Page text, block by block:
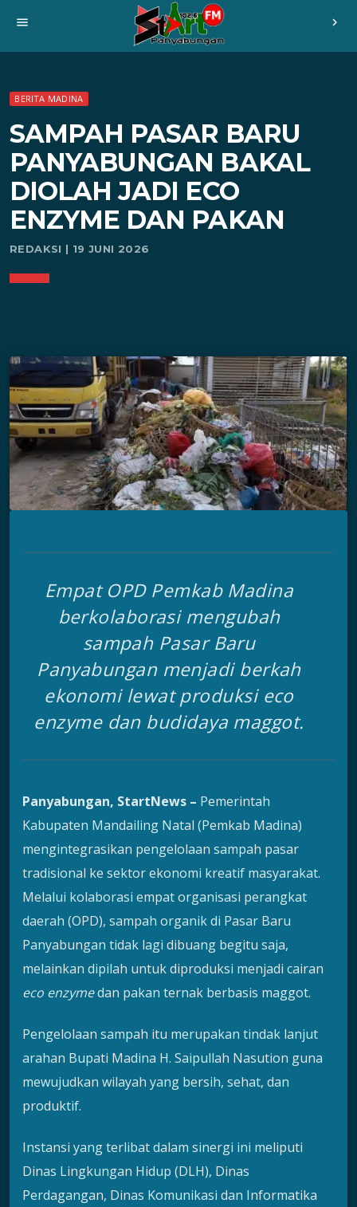
menu chevron_right
BERITA MADINA
SAMPAH PASAR BARU
PANYABUNGAN BAKAL
DIOLAH JADI ECO
ENZYME DAN PAKAN
REDAKSI | 19 JUNI 2026
Empat OPD Pemkab Madina
berkolaborasi mengubah
sampah Pasar Baru
Panyabungan menjadi berkah
ekonomi lewat produksi eco
enzymedan budidaya maggot.
Panyabungan, StartNews – Pemerintah
Kabupaten Mandailing Natal (Pemkab Madina)
mengintegrasikan pengelolaan sampah pasar
tradisional ke sektor ekonomi kreatif masyarakat.
Melalui kolaborasi empat organisasi perangkat
daerah (OPD), sampah organik di Pasar Baru
Panyabungan tidak lagi dibuang begitu saja,
melainkan dipilah untuk diproduksi menjadi cairan
eco enzymedan pakan ternak berbasis maggot.
Pengelolaan sampah itu merupakan tindak lanjut
arahan Bupati Madina H. Saipullah Nasution guna
mewujudkan wilayah yang bersih, sehat, dan
produktif.
Instansi yang terlibat dalam sinergi ini meliputi
Dinas Lingkungan Hidup (DLH), Dinas
Perdagangan, Dinas Komunikasi dan Informatika